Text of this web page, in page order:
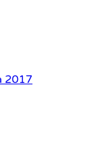
2017